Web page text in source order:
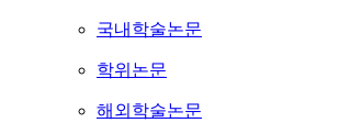
국내학술논문
학위논문
해외학술논문